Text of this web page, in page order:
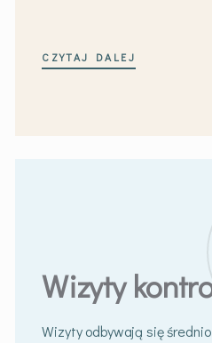
CZYTAJ DALEJ
Wizyty
Wizyty odbywają się